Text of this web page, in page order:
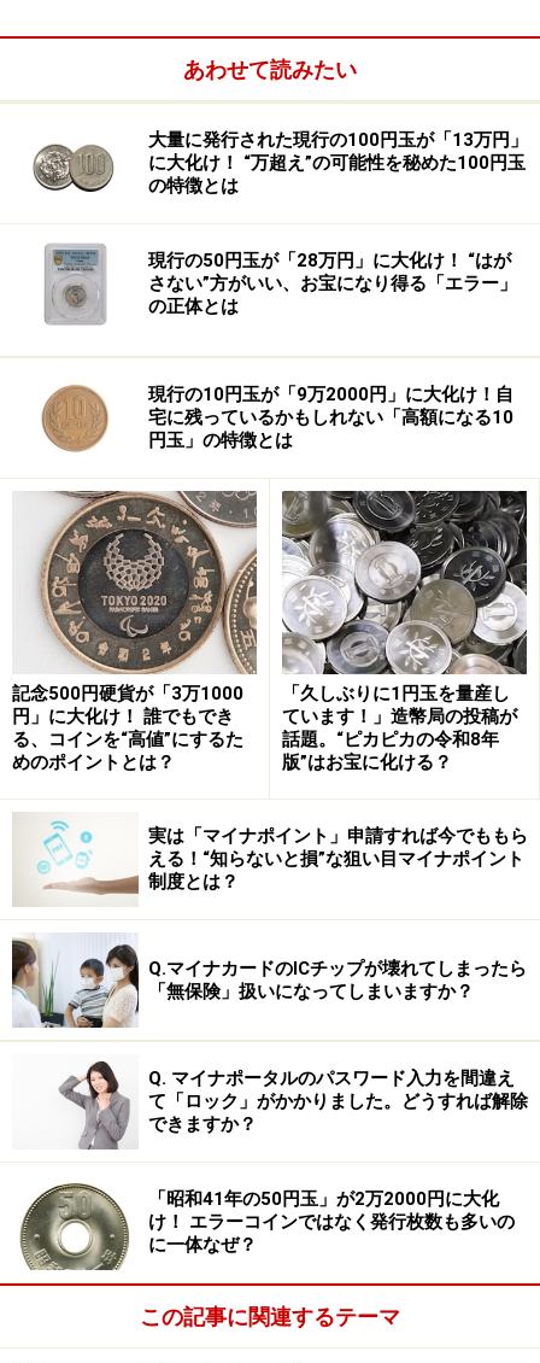
2015年の訪日客が2,000万人、一日平均55,000人だか
ら、面積比でみればそのインパクトは大きい。
ポルトガルと中国の文化が融合する街
マカオは日本人にも人気で、「マカオ観光局」によれば
2015年は28万人以上
して街を楽しんでいる。
楽しみ方は様々だが、やはり最大の人気は2005年に世界
文化遺産に登録された「マカオ歴史市街地区」
紀以上にわたり、ポルトガルと中国という東西の文化が
融合・共存し、作り上げてきた生活様式や建築が今もな
お残っている。
■聖ポール天主堂跡
これは「大三巴」とも呼ばれるイエズス会の教会の跡。
1835年に本体は焼失し、この部分だけが今も残されてい
るが、両腕が失われたからこそ有名になった「ミロのヴ
ィーナス」のように、ファザード部分だけが残ったこと
「聖ポール天主堂跡」
■砲台跡
あわせて読みたい
大量に発行された現行の100円玉が「13万円」
に大化け！ “万超え”の可能性を秘めた100円玉
の特徴とは
現行の50円玉が「28万円」に大化け！ “はが
さない”方がいい、お宝になり得る「エラー」
の正体とは
現行の10円玉が「9万2000円」に大化け！自
宅に残っているかもしれない「高額になる10
円玉」の特徴とは
記念500円硬貨が「3万1000
円」に大化け！ 誰でもでき
る、コインを“高値”にするた
めのポイントとは？
「久しぶりに1円玉を量産し
ています！」造幣局の投稿が
話題。“ピカピカの令和8年
版”はお宝に化ける？
実は「マイナポイント」申請すれば今でももら
える！“知らないと損”な狙い目マイナポイント
制度とは？
Q.マイナカードのICチップが壊れてしまったら
「無保険」扱いになってしまいますか？
Q. マイナポータルのパスワード入力を間違え
て「ロック」がかかりました。どうすれば解除
できますか？
「昭和41年の50円玉」が2万2000円に大化
け！ エラーコインではなく発行枚数も多いの
に一体なぜ？
この記事に関連するテーマ